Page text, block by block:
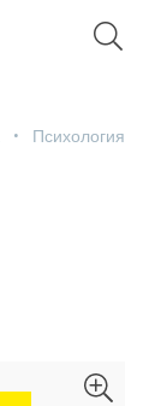
Психология